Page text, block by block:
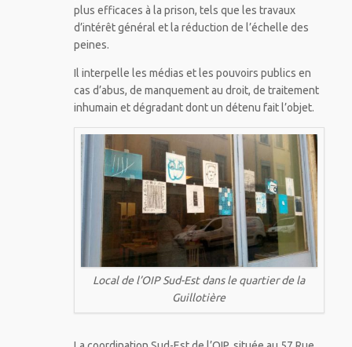
plus efficaces à la prison, tels que les travaux
d’intérêt général et la réduction de l’échelle des
peines.
Il interpelle les médias et les pouvoirs publics en
cas d’abus, de manquement au droit, de traitement
inhumain et dégradant dont un détenu fait l’objet.
Local de l’OIP Sud-Est dans le quartier de la
Guillotière